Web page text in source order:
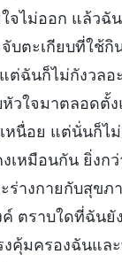
จไม่ออก แล้วฉั
บตะเกียบที่ใช้กิ
ต่ฉันก็ไม่กังวลอ
วใจมาตลอดตั้
หนื่อย แต่นั่นก็ไ
หมือนกัน ยิ่งกว่
ร่างกายกับสุขภ
ตราบใดที่ฉันยั
งคุ้มครองฉันแล